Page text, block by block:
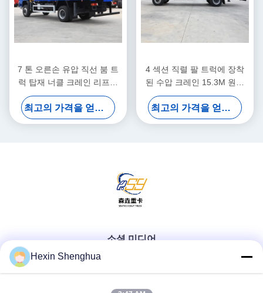
7 톤 오른손 유압 직선 붐 트
럭 탑재 너클 크레인 리프팅
시스템
최고의 가격을 얻으십시오
4 섹션 직렬 팔 트럭에 장착
된 수압 크레인 15.3M 원격
제어 리프팅 시스템
최고의 가격을 얻으십시오
소셜 미디어
빠른 연락
Hexin Shenghua